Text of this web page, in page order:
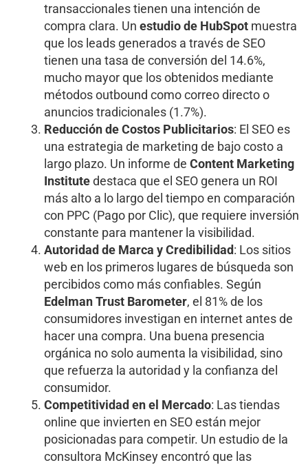
transaccionales tienen una intención de
compra clara. Un estudio de HubSpot muestra
que los leads generados a través de SEO
tienen una tasa de conversión del 14.6%,
mucho mayor que los obtenidos mediante
métodos outbound como correo directo o
anuncios tradicionales (1.7%).
Reducción de Costos Publicitarios: El SEO es
una estrategia de marketing de bajo costo a
largo plazo. Un informe de Content Marketing
Institutedestaca que el SEO genera un ROI
más alto a lo largo del tiempo en comparación
con PPC (Pago por Clic), que requiere inversión
constante para mantener la visibilidad.
Autoridad de Marca y Credibilidad: Los sitios
web en los primeros lugares de búsqueda son
percibidos como más confiables. Según
Edelman Trust Barometer, el 81% de los
consumidores investigan en internet antes de
hacer una compra. Una buena presencia
orgánica no solo aumenta la visibilidad, sino
que refuerza la autoridad y la confianza del
consumidor.
Competitividad en el Mercado: Las tiendas
online que invierten en SEO están mejor
posicionadas para competir. Un estudio de la
consultora McKinsey encontró que las